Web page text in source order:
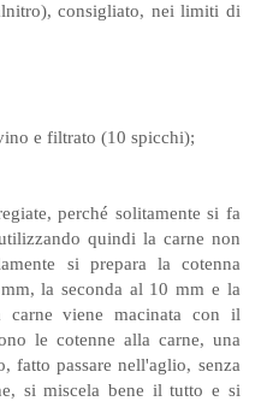
consigliato, nei limiti di
e filtrato (10 spicchi);
perché solitamente si fa
quindi la carne non
si prepara la cotenna
la seconda al 10 mm e la
viene macinata con il
le cotenne alla carne, una
fatto passare nell'aglio, senza
si miscela bene il tutto e si